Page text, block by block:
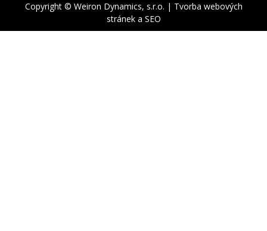
Copyright © Weiron Dynamics, s.r.o. | Tvorba webových
stráneka SEO